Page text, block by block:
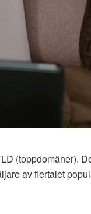
(toppdomäner).
av flertalet